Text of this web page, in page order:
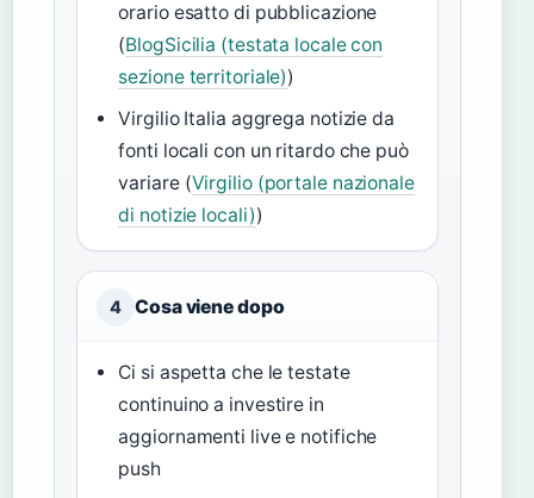
orario esatto di pubblicazione
(BlogSicilia (testata locale con
sezione territoriale))
Virgilio Italia aggrega notizie da
fonti locali con un ritardo che può
variare (Virgilio (portale nazionale
di notizie locali))
4 Cosa viene dopo
Ci si aspetta che le testate
continuino a investire in
aggiornamenti live e notifiche
push